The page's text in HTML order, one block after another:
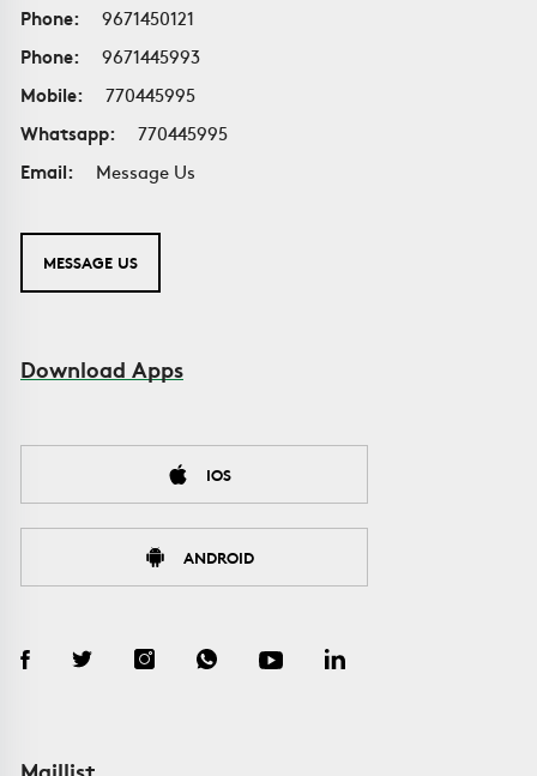
Phone:
9671450121
Phone:
9671445993
Mobile:
770445995
Whatsapp:
770445995
Email:
Message Us
MESSAGE US
Download Apps
IOS
ANDROID